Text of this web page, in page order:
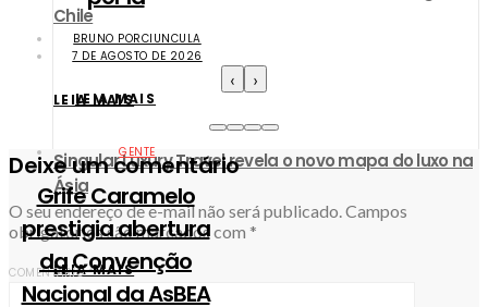
Chile
LEIA MAIS
Singular Luxury Travel revela o novo mapa do luxo na
Ásia
LEIA MAIS
BRUNO PORCIUNCULA
7 DE AGOSTO DE 2026
LEIA MAIS
GENTE
Grife Caramelo
prestigia abertura
da Convenção
Nacional da AsBEA
‹ ›
Deixe um comentário
O seu endereço de e-mail não será publicado. Campos
obrigatórios são marcados com *
COMENTÁRIO*